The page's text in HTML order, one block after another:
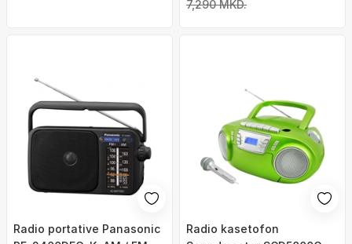
7,290 MKD.
Radio portative Panasonic
Radio kasetofon